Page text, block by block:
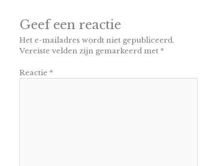
Geef een reactie
Het e-mailadres wordt niet gepubliceerd.
Vereiste velden zijn gemarkeerd met *
Reactie *